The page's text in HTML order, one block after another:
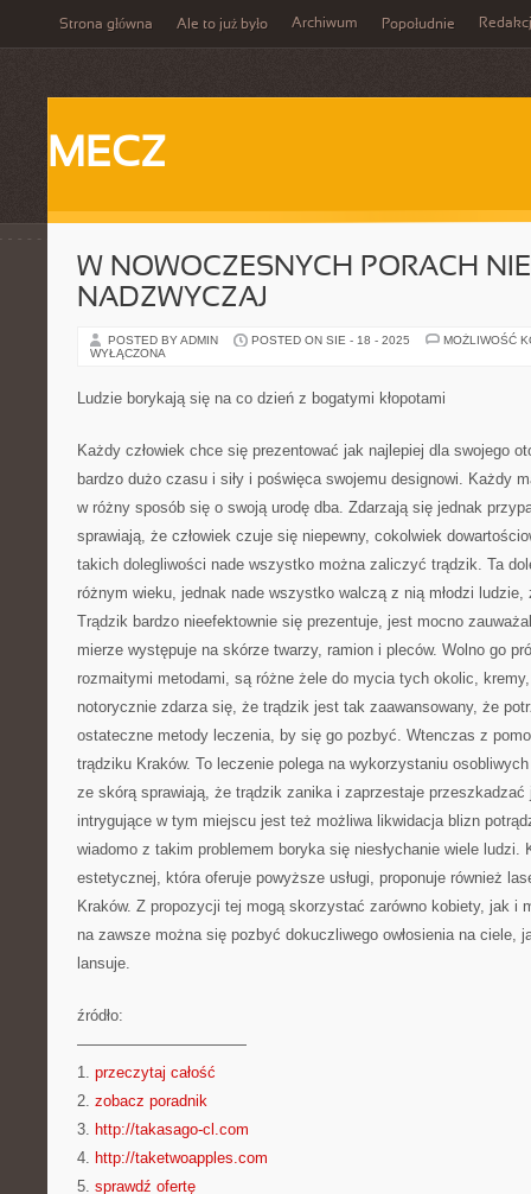
Strona główna Ale to już było Archiwum Popołudnie
MECZ
W NOWOCZESNYCH PORACH
NADZWYCZAJ
POSTED BY ADMIN POSTED ON SIE - 18 - 2025
MOŻLIWOŚĆ
WYŁĄCZONA
Ludzie borykają się na co dzień z bogatymi kłopotami
Każdy człowiek chce się prezentować jak najlepiej dla swojego
bardzo dużo czasu i siły i poświęca swojemu designowi. Każdy
w różny sposób się o swoją urodę dba. Zdarzają się jednak
sprawiają, że człowiek czuje się niepewny, cokolwiek
takich dolegliwości nade wszystko można zaliczyć trądzik. Ta
różnym wieku, jednak nade wszystko walczą z nią młodzi ludzie,
Trądzik bardzo nieefektownie się prezentuje, jest mocno
mierze występuje na skórze twarzy, ramion i pleców. Wolno go
rozmaitymi metodami, są różne żele do mycia tych okolic,
notorycznie zdarza się, że trądzik jest tak zaawansowany, że
ostateczne metody leczenia, by się go pozbyć. Wtenczas z
trądziku Kraków. To leczenie polega na wykorzystaniu
ze skórą sprawiają, że trądzik zanika i zaprzestaje
intrygujące w tym miejscu jest też możliwa likwidacja blizn
wiadomo z takim problemem boryka się niesłychanie wiele ludzi.
estetycznej, która oferuje powyższe usługi, proponuje również
Kraków. Z propozycji tej mogą skorzystać zarówno kobiety, jak i
na zawsze można się pozbyć dokuczliwego owłosienia na ciele,
lansuje.
źródło:
———————————
1. przeczytaj całość
2. zobacz poradnik
3. http://takasago-cl.com
4. http://taketwoapples.com
5. sprawdź ofertę